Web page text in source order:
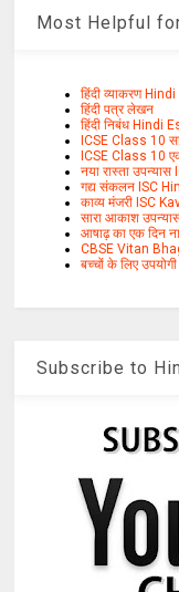
Most Helpful
हिंदी व्याकरण
हिंदी पत्र लेखन
हिंदी निबंध Hindi
ICSE Class 10
ICSE Class 10
नया रास्ता
गद्य संकलन ISC
काव्य मंजरी ISC
सारा आकाश
आषाढ़ का एक दिन
CBSE Vitan
बच्चों के लिए
Subscribe to